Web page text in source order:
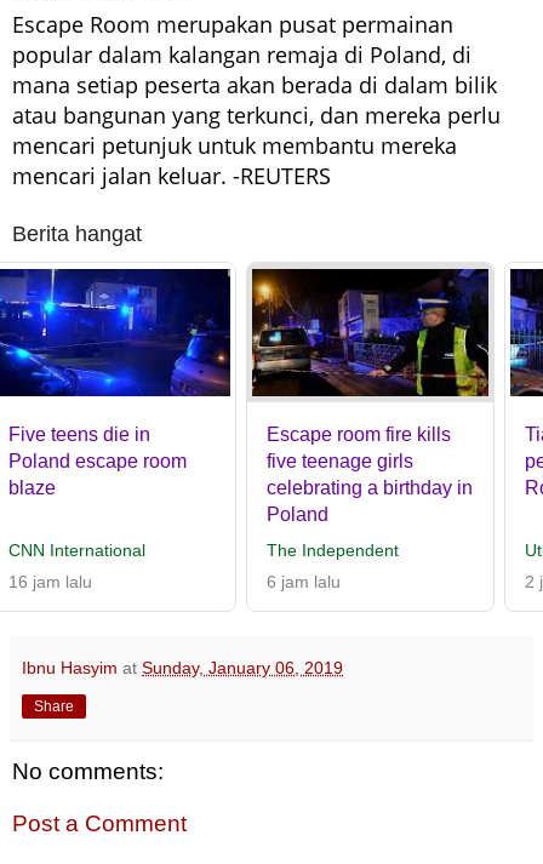
Escape Room merupakan pusat permainan
popular dalam kalangan remaja di Poland, di
mana setiap peserta akan berada di dalam bilik
atau bangunan yang terkunci, dan mereka perlu
mencari petunjuk untuk membantu mereka
mencari jalan keluar. -REUTERS
Berita hangat
Five teens die in
Poland escape room
blaze
CNN International
16 jam lalu
Escape room fire kills
five teenage girls
celebrating a birthday in
Poland
The Independent
6 jam lalu
2
Ibnu Hasyim at Sunday, January 06, 2019
Share
No comments:
Post a Comment